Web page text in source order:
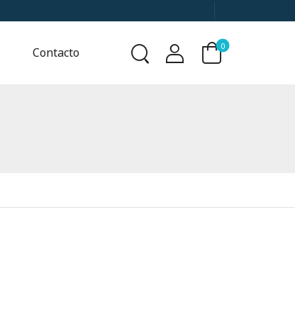
Contacto 0